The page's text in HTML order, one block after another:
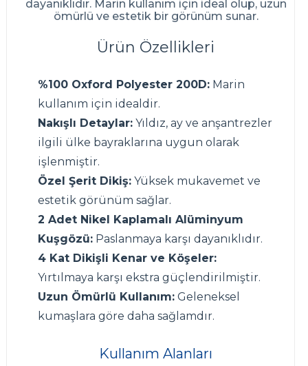
dayanıklıdır. Marin kullanım için ideal olup, uzun
ömürlü ve estetik bir görünüm sunar.
Ürün Özellikleri
%100 Oxford Polyester 200D:Marin
kullanım için idealdir.
Nakışlı Detaylar:Yıldız, ay ve anşantrezler
ilgili ülke bayraklarına uygun olarak
işlenmiştir.
Özel Şerit Dikiş:Yüksek mukavemet ve
estetik görünüm sağlar.
2 Adet Nikel Kaplamalı Alüminyum
Kuşgözü:Paslanmaya karşı dayanıklıdır.
4 Kat Dikişli Kenar ve Köşeler:
Yırtılmaya karşı ekstra güçlendirilmiştir.
Uzun Ömürlü Kullanım:Geleneksel
kumaşlara göre daha sağlamdır.
Kullanım Alanları